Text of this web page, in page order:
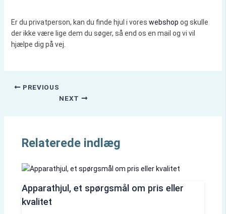
Er du privatperson, kan du finde hjul i vores webshop og skulle
der ikke være lige dem du søger, så end os en mail og vi vil
hjælpe dig på vej.
PREVIOUS
NEXT
Relaterede indlæg
Apparathjul, et spørgsmål om pris eller
kvalitet